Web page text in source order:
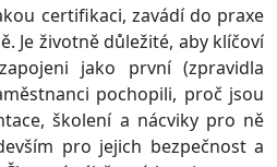
certifikaci, zavádí do praxe
Je životně důležité, aby klíčoví
jako první (zpravidla
pochopili, proč jsou
školení a nácviky pro ně
pro jejich bezpečnost a